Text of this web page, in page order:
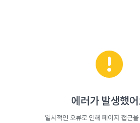
에러가 발생했
일시적인 오류로 인해 페이지 접근을